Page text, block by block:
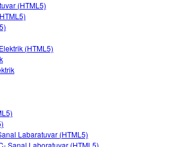
Guidelines
with PhET
(HTML5)
(HTML5)
Labaratuvar (HTML5)
Sanal Laboratuvar (HTML5)